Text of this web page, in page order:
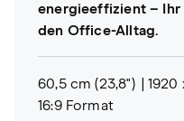
energieeffizient –
den Office-Alltag.
60,5 cm (23,8")
1920
16:9 Format